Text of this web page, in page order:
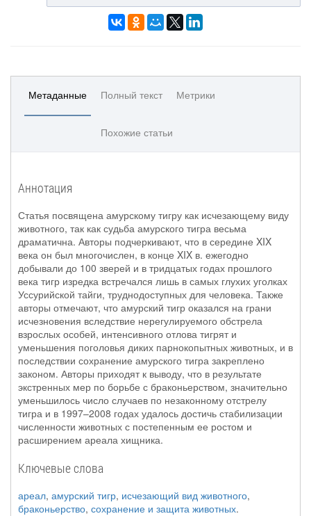
Метаданные Полный текст Метрики
Похожие статьи
Аннотация
Статья посвящена амурскому тигру как исчезающему виду
животного, так как судьба амурского тигра весьма
драматична. Авторы подчеркивают, что в середине XIX
века он был многочислен, в конце XIX в. ежегодно
добывали до 100 зверей и в тридцатых годах прошлого
века тигр изредка встречался лишь в самых глухих уголках
Уссурийской тайги, труднодоступных для человека. Также
авторы отмечают, что амурский тигр оказался на грани
исчезновения вследствие нерегулируемого обстрела
взрослых особей, интенсивного отлова тигрят и
уменьшения поголовья диких парнокопытных животных, и в
последствии сохранение амурского тигра закреплено
законом. Авторы приходят к выводу, что в результате
экстренных мер по борьбе с браконьерством, значительно
уменьшилось число случаев по незаконному отстрелу
тигра и в 1997–2008 годах удалось достичь стабилизации
численности животных с постепенным ее ростом и
расширением ареала хищника.
Ключевые слова
ареал, амурский тигр, исчезающий вид животного,
браконьерство, сохранение и защита животных.